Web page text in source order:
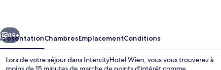
Suivant
89+
PrésentationChambresEmplacementConditions
Lors de votre séjour dans IntercityHotel Wien, vous vous trouverez à